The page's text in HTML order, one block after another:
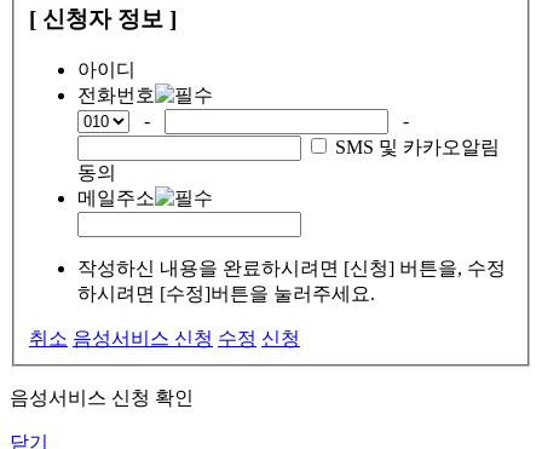
[ 신청자 정보 ]
아이디
전화번호
-
-
SMS 및 카카오알림
동의
메일주소
작성하신 내용을 완료하시려면 [신청] 버튼을, 수정
하시려면 [수정]버튼을 눌러주세요.
취소 음성서비스 신청 수정 신청
음성서비스 신청 확인
닫기